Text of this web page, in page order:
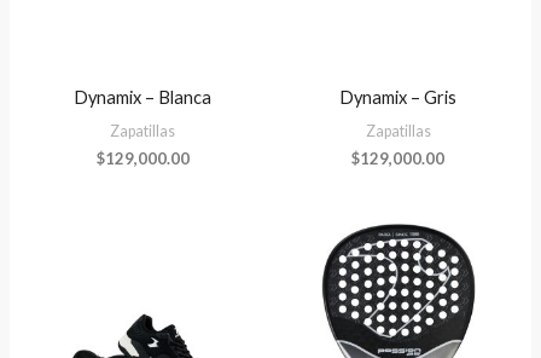
Dynamix – Blanca
Zapatillas
$129,000.00
Dynamix – Gris
Zapatillas
$129,000.00